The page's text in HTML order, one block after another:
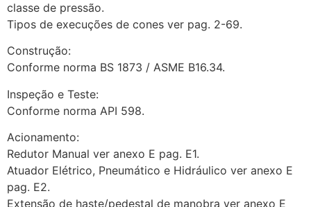
classe de pressão.
Tipos de execuções de cones ver pag. 2-69.
Construção:
Conforme norma BS 1873 / ASME B16.34.
Inspeção e Teste:
Conforme norma API 598.
Acionamento:
Redutor Manual ver anexo E pag. E1.
Atuador Elétrico, Pneumático e Hidráulico ver anexo E
pag. E2.
Extensão de haste/pedestal de manobra ver anexo E